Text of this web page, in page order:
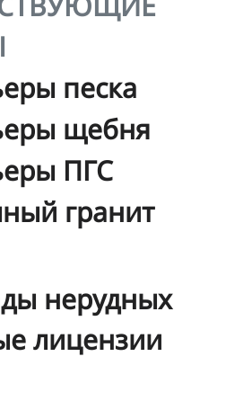
песка
щебня
ПГС
гранит
нерудных
лицензии